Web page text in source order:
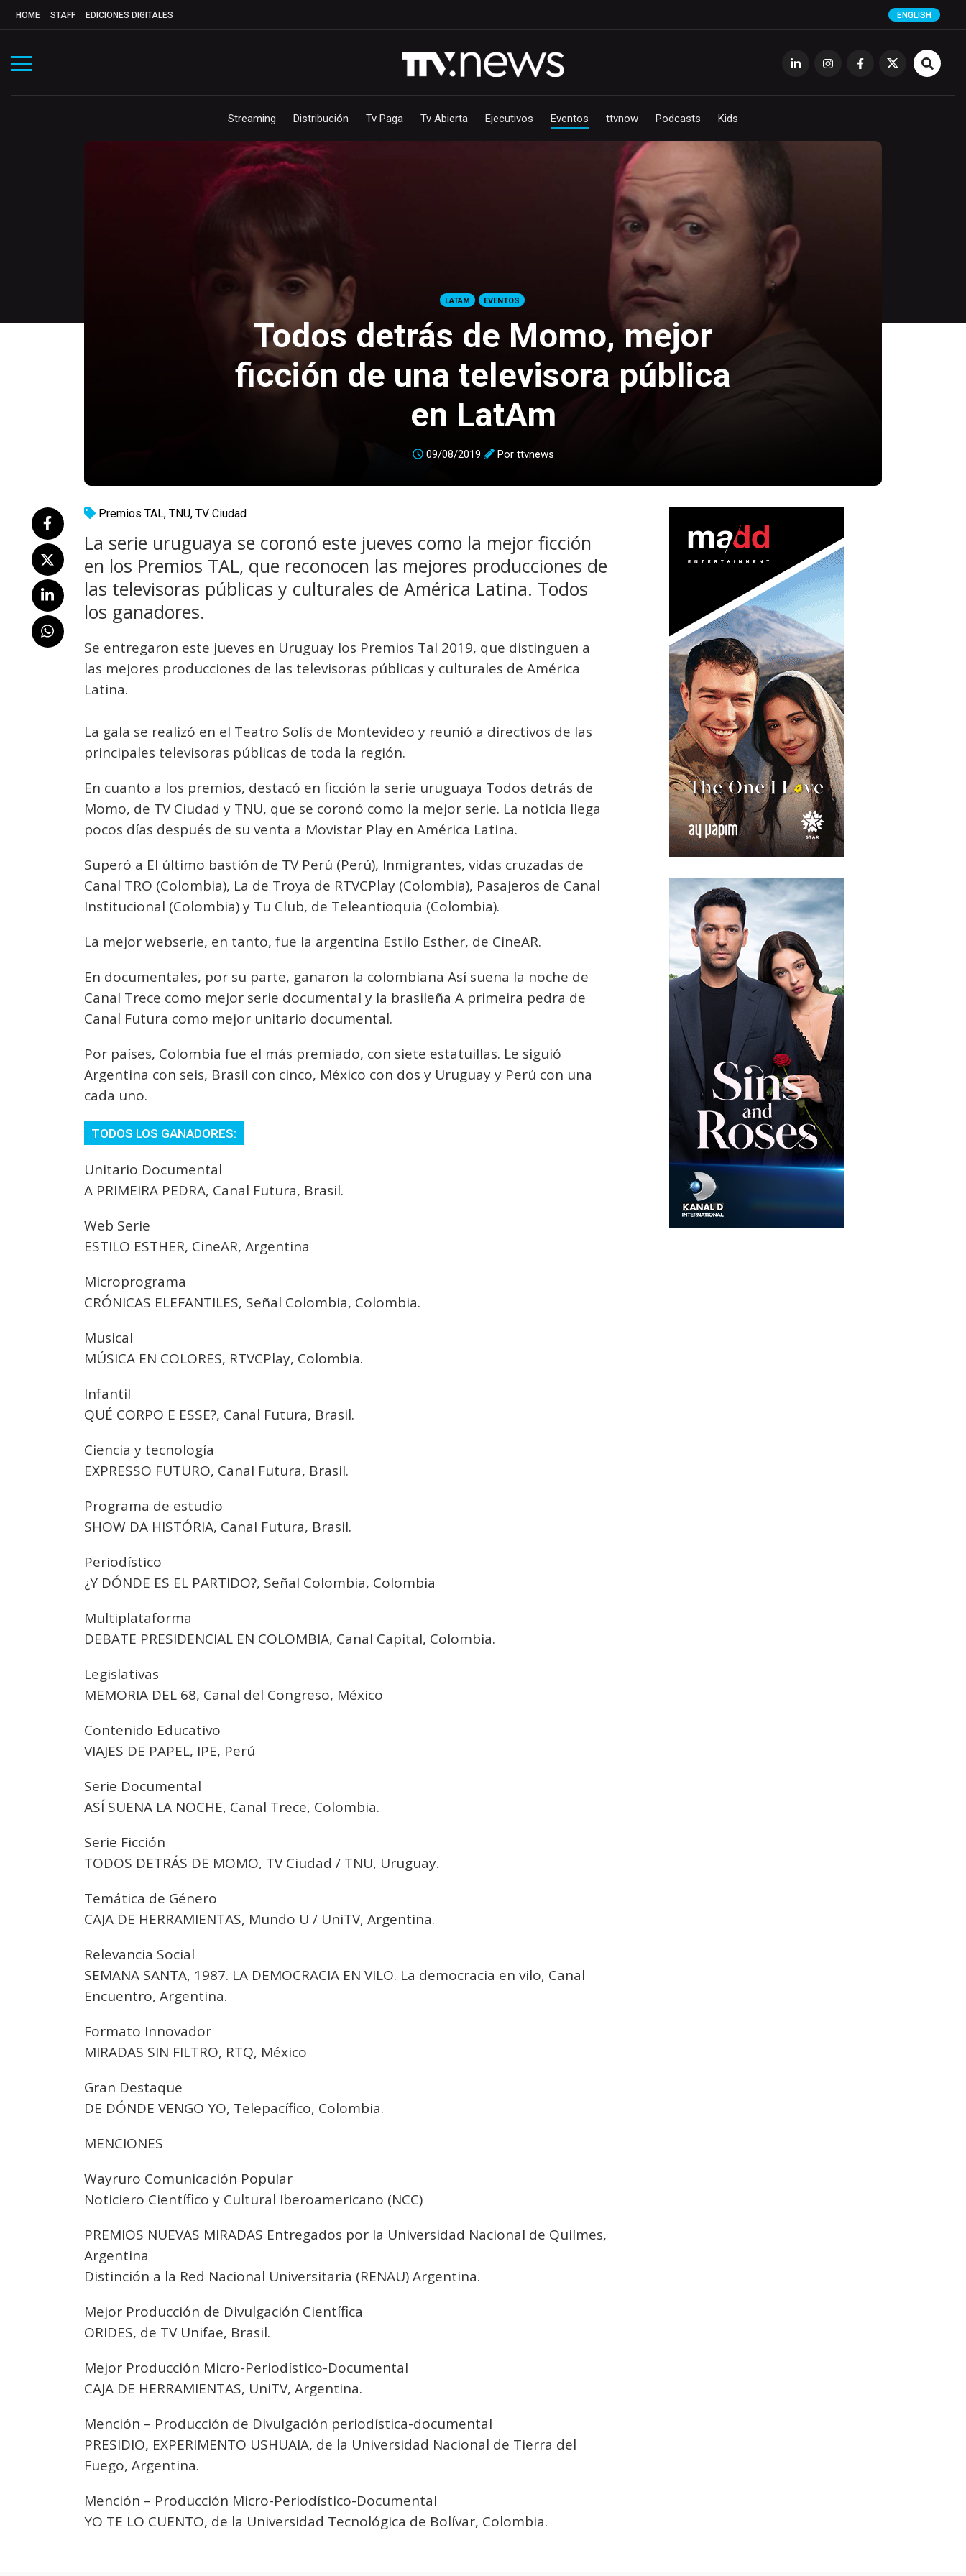
HOME STAFF EDICIONES DIGITALES ENGLISH
Streaming Distribución Tv Paga Tv Abierta Ejecutivos Eventos ttvnow Podcasts Kids
LATAM EVENTOS
Todos detrás de Momo, mejor
ficción de una televisora pública
en LatAm
09/08/2019 Por ttvnews
Premios TAL, TNU, TV Ciudad
La serie uruguaya se coronó este jueves como la mejor ficción
en los Premios TAL, que reconocen las mejores producciones de
las televisoras públicas y culturales de América Latina. Todos
los ganadores.
Se entregaron este jueves en Uruguay los Premios Tal 2019, que distinguen a
las mejores producciones de las televisoras públicas y culturales de América
Latina.
La gala se realizó en el Teatro Solís de Montevideo y reunió a directivos de las
principales televisoras públicas de toda la región.
En cuanto a los premios, destacó en ficción la serie uruguaya Todos detrás de
Momo, de TV Ciudad y TNU, que se coronó como la mejor serie. La noticia llega
pocos días después de su venta a Movistar Play en América Latina.
Superó a El último bastión de TV Perú (Perú), Inmigrantes, vidas cruzadas de
Canal TRO (Colombia), La de Troya de RTVCPlay (Colombia), Pasajeros de Canal
Institucional (Colombia) y Tu Club, de Teleantioquia (Colombia).
La mejor webserie, en tanto, fue la argentina Estilo Esther, de CineAR.
En documentales, por su parte, ganaron la colombiana Así suena la noche de
Canal Trece como mejor serie documental y la brasileña A primeira pedra de
Canal Futura como mejor unitario documental.
Por países, Colombia fue el más premiado, con siete estatuillas. Le siguió
Argentina con seis, Brasil con cinco, México con dos y Uruguay y Perú con una
cada uno.
TODOS LOS GANADORES:
Unitario Documental
A PRIMEIRA PEDRA, Canal Futura, Brasil.
Web Serie
ESTILO ESTHER, CineAR, Argentina
Microprograma
CRÓNICAS ELEFANTILES, Señal Colombia, Colombia.
Musical
MÚSICA EN COLORES, RTVCPlay, Colombia.
Infantil
QUÉ CORPO E ESSE?, Canal Futura, Brasil.
Ciencia y tecnología
EXPRESSO FUTURO, Canal Futura, Brasil.
Programa de estudio
SHOW DA HISTÓRIA, Canal Futura, Brasil.
Periodístico
¿Y DÓNDE ES EL PARTIDO?, Señal Colombia, Colombia
Multiplataforma
DEBATE PRESIDENCIAL EN COLOMBIA, Canal Capital, Colombia.
Legislativas
MEMORIA DEL 68, Canal del Congreso, México
Contenido Educativo
VIAJES DE PAPEL, IPE, Perú
Serie Documental
ASÍ SUENA LA NOCHE, Canal Trece, Colombia.
Serie Ficción
TODOS DETRÁS DE MOMO, TV Ciudad / TNU, Uruguay.
Temática de Género
CAJA DE HERRAMIENTAS, Mundo U / UniTV, Argentina.
Relevancia Social
SEMANA SANTA, 1987. LA DEMOCRACIA EN VILO. La democracia en vilo, Canal
Encuentro, Argentina.
Formato Innovador
MIRADAS SIN FILTRO, RTQ, México
Gran Destaque
DE DÓNDE VENGO YO, Telepacífico, Colombia.
MENCIONES
Wayruro Comunicación Popular
Noticiero Científico y Cultural Iberoamericano (NCC)
PREMIOS NUEVAS MIRADAS Entregados por la Universidad Nacional de Quilmes,
Argentina
Distinción a la Red Nacional Universitaria (RENAU) Argentina.
Mejor Producción de Divulgación Científica
ORIDES, de TV Unifae, Brasil.
Mejor Producción Micro-Periodístico-Documental
CAJA DE HERRAMIENTAS, UniTV, Argentina.
Mención – Producción de Divulgación periodística-documental
PRESIDIO, EXPERIMENTO USHUAIA, de la Universidad Nacional de Tierra del
Fuego, Argentina.
Mención – Producción Micro-Periodístico-Documental
YO TE LO CUENTO, de la Universidad Tecnológica de Bolívar, Colombia.